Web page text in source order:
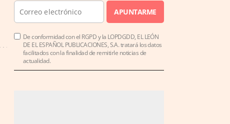
APUNTARME
De conformidad con el RGPD y la LOPDGDD, EL LEÓN
DE EL ESPAÑOL PUBLICACIONES, S.A. tratará los datos
facilitados con la finalidad de remitirle noticias de
actualidad.